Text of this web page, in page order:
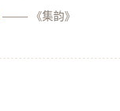
—— 《集韵》